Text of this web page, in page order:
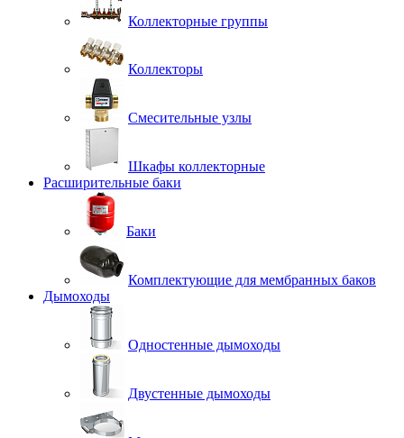
Коллекторные группы
Коллекторы
Смесительные узлы
Шкафы коллекторные
Расширительные баки
Баки
Комплектующие для мембранных баков
Дымоходы
Одностенные дымоходы
Двустенные дымоходы